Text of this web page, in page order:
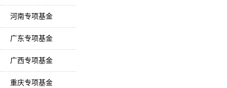
河南专项基金
广东专项基金
广西专项基金
重庆专项基金